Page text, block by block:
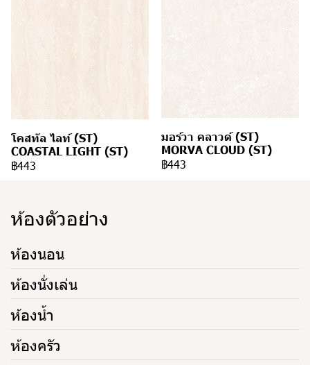
โคสทัล ไลท์ (ST)
COASTAL LIGHT (ST)
฿443
มอร์วา คลาวด์ (ST)
MORVA CLOUD (ST)
฿443
ห้องตัวอย่าง
ห้องนอน
ห้องนั่งเล่น
ห้องน้ำ
ห้องครัว